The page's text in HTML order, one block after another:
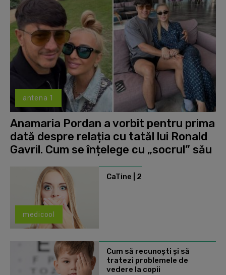
antena 1
Anamaria Pordan a vorbit pentru prima
dată despre relația cu tatăl lui Ronald
Gavril. Cum se înțelege cu „socrul” său
medicool
CaTine | 2
Cum să recunoști și să
tratezi problemele de
vedere la copii